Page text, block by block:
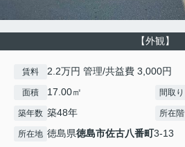
【外観】
賃料 2.2万円 管理/共益費 3,000円
面積 17.00㎡ 間取り
築年数 築48年 所在階
所在地 徳島県徳島市佐古八番町3-13